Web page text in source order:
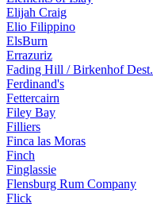
Elijah Craig
Elio Filippino
ElsBurn
Errazuriz
Fading Hill / Birkenhof Dest.
Ferdinand's
Fettercairn
Filey Bay
Filliers
Finca las Moras
Finch
Finglassie
Flensburg Rum Company
Flick